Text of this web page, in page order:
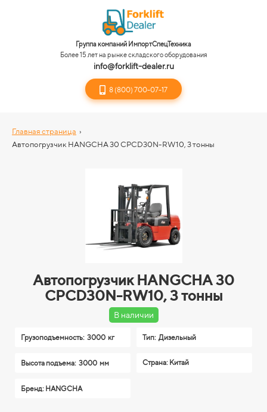
Группа компаний ИмпортСпецТехника
Более 15 лет на рынке складского оборудования
info@forklift-dealer.ru
8 (800) 700-07-17
Главная страница ›
Автопогрузчик HANGCHA 30 CPCD30N-RW10, 3 тонны
Автопогрузчик HANGCHA 30
CPCD30N-RW10, 3 тонны
В наличии
Грузоподъемность: 3000 кг Тип: Дизельный
Высота подъема: 3000 мм Страна: Китай
Бренд: HANGCHA